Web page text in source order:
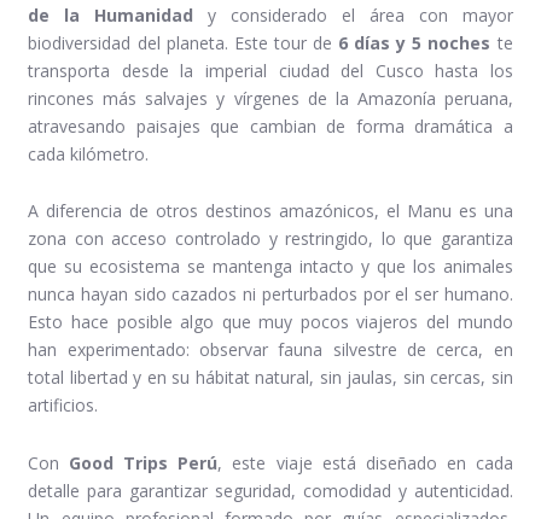
de la Humanidad y considerado el área con mayor
biodiversidad del planeta. Este tour de 6 días y 5 noches te
transporta desde la imperial ciudad del Cusco hasta los
rincones más salvajes y vírgenes de la Amazonía peruana,
atravesando paisajes que cambian de forma dramática a
cada kilómetro.
A diferencia de otros destinos amazónicos, el Manu es una
zona con acceso controlado y restringido, lo que garantiza
que su ecosistema se mantenga intacto y que los animales
nunca hayan sido cazados ni perturbados por el ser humano.
Esto hace posible algo que muy pocos viajeros del mundo
han experimentado: observar fauna silvestre de cerca, en
total libertad y en su hábitat natural, sin jaulas, sin cercas, sin
artificios.
Con Good Trips Perú, este viaje está diseñado en cada
detalle para garantizar seguridad, comodidad y autenticidad.